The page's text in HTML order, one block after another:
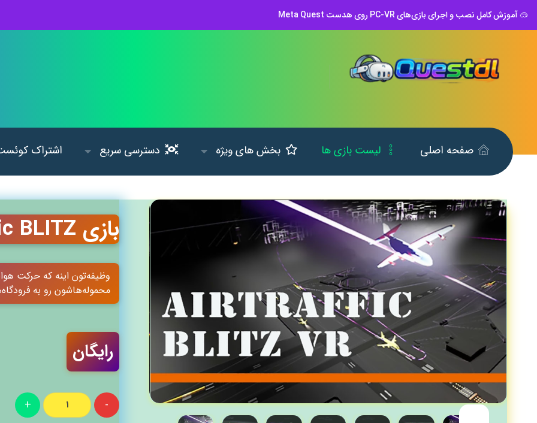
🥽 آموزش کامل نصب و اجرای بازی‌های PC-VR روی هدست Meta Quest
صفحه اصلی لیست بازی ها بخش های ویژه دسترسی سریع اشتراک
بازی Air Traffic BLITZ
وظیفه‌تون اینه که حرکت
محموله‌هاشون رو به
رایگان
-
+